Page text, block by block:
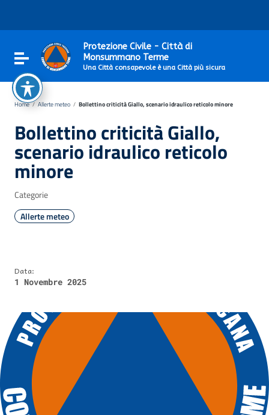
Vai al footer
Attiva / disattiva la navigazione
Protezione Civile - Città di
Monsummano Terme
Una Città consapevole è una Città più sicura
Home / Allerte meteo / Bollettino criticità Giallo, scenario idraulico reticolo minore
Bollettino criticità Giallo,
scenario idraulico reticolo
minore
Categorie
Allerte meteo
Data:
1 Novembre 2025